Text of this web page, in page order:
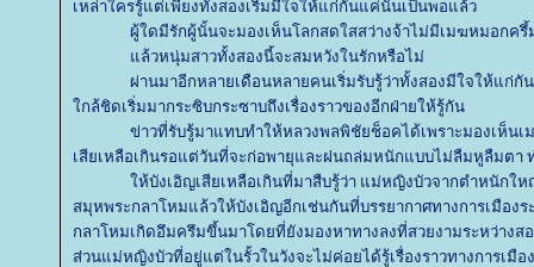
เหล่าใครรู้แต่เพียงทั้งสองเริ่มมีใจให้แก่กันแค่นั้นเป็นพอแล้ว
ผู้ใดมีรักผู้นั้นจะมองเห็นโลกสดใสสว่างจ้าไม่มีเมฆหมอก
ล้วหนุ่มสาวทั้งสองนี้จะสมหวังในรักหรือไม่
ผ่านมาอีกหลายเดือนหลายคนเริ่มรับรู้ว่าทั้งสองมีใจให้แก่
กล้ชิดเริ่มมากระซิบกระซาบถึงเรื่องราวของอีกฝ่ายให้รู้กัน
ข่าวที่รับรู้มาแทบทำให้หลวงพลพิชัยช็อคได้เพราะมองเห็น
เสียเหลือเกินรอแต่วันที่จะก่อพายุและฝนถล่มหนักแบบไม่ลืมหูลืมตา
ห้บังเอิญเสียเหลือเกินที่มาสืบรู้ว่า แม่หญิงบัวจากตำหนักใ
สมุหพระกลาโหมแล้วให้บังเอิญอีกเช่นกันที่บรรยากาศทางการเมือง
กลาโหมเกิดอึมครึมขึ้นมาโดยที่ยังมองหาทางลงที่สวยงามระหว่างส
ส่วนม่หญิงบัวที่อยู่แต่ในรั้วในวังจะไม่ค่อยได้รู้เรื่องราวทางการเมือ